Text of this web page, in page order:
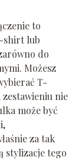
to
shirt lub
do
Możesz
T-
nie
może być
za tak
stylizacje tego